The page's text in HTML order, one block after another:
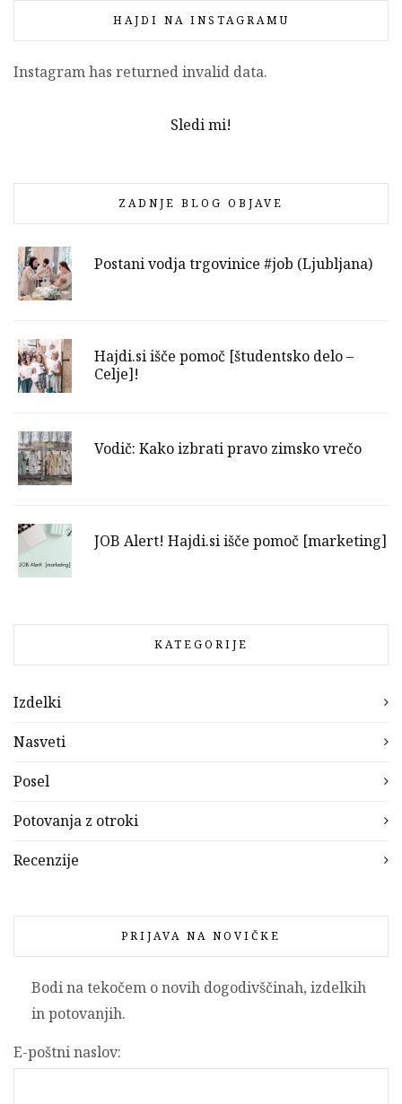
HAJDI NA INSTAGRAMU
Instagram has returned invalid data.
Sledi mi!
ZADNJE BLOG OBJAVE
Postani vodja trgovinice #job (Ljubljana)
Hajdi.si išče pomoč [študentsko delo –
Celje]!
Vodič: Kako izbrati pravo zimsko vrečo
JOB Alert! Hajdi.si išče pomoč [marketing]
KATEGORIJE
Izdelki
Nasveti
Posel
Potovanja z otroki
Recenzije
PRIJAVA NA NOVIČKE
Bodi na tekočem o novih dogodivščinah, izdelkih
in potovanjih.
E-poštni naslov: